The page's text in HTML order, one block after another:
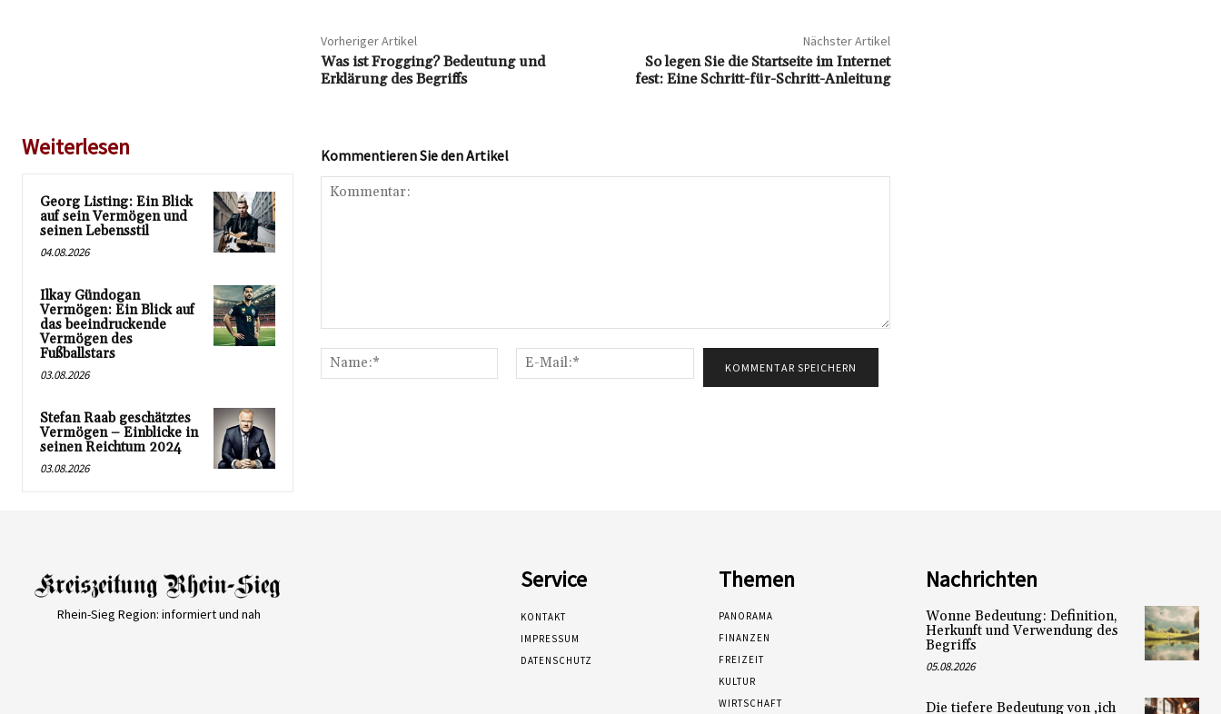
Vorheriger Artikel
Was ist Frogging? Bedeutung und
Erklärung des Begriffs
Nächster Artikel
So legen Sie die Startseite im Internet
fest: Eine Schritt-für-Schritt-Anleitung
Weiterlesen
Georg Listing: Ein Blick
auf sein Vermögen und
seinen Lebensstil
04.08.2026
Ilkay Gündogan
Vermögen: Ein Blick auf
das beeindruckende
Vermögen des
Fußballstars
03.08.2026
Stefan Raab geschätztes
Vermögen – Einblicke in
seinen Reichtum 2024
03.08.2026
Kommentieren Sie den Artikel
Name:*
Mail:*
Rhein-Sieg Region: informiert und nah
Service
KONTAKT
IMPRESSUM
DATENSCHUTZ
Themen
PANORAMA
FINANZEN
FREIZEIT
KULTUR
WIRTSCHAFT
Nachrichten
Wonne Bedeutung: Definition,
Herkunft und Verwendung des
Begriffs
05.08.2026
Die tiefere Bedeutung von ‚ich